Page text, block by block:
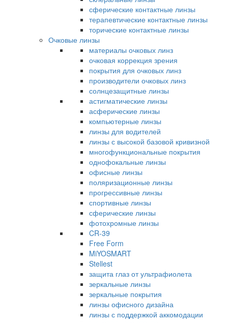
сферические контактные линзы
терапевтические контактные линзы
торические контактные линзы
Очковые линзы
материалы очковых линз
очковая коррекция зрения
покрытия для очковых линз
производители очковых линз
солнцезащитные линзы
астигматические линзы
асферические линзы
компьютерные линзы
линзы для водителей
линзы с высокой базовой кривизной
многофункциональные покрытия
однофокальные линзы
офисные линзы
поляризационные линзы
прогрессивные линзы
спортивные линзы
сферические линзы
фотохромные линзы
CR-39
Free Form
MiYOSMART
Stellest
защита глаз от ультрафиолета
зеркальные линзы
зеркальные покрытия
линзы офисного дизайна
линзы с поддержкой аккомодации